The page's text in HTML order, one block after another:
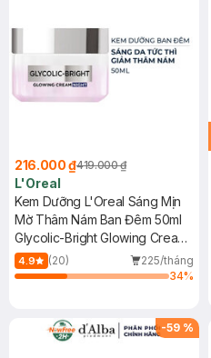
216.000 ₫419.000 ₫
L'Oreal
Kem Dưỡng L'Oreal Sáng Mịn
Mờ Thâm Nám Ban Đêm 50ml
Glycolic-Bright Glowing Cream
Night
4.9 (20)
225/tháng
34%
-59 %